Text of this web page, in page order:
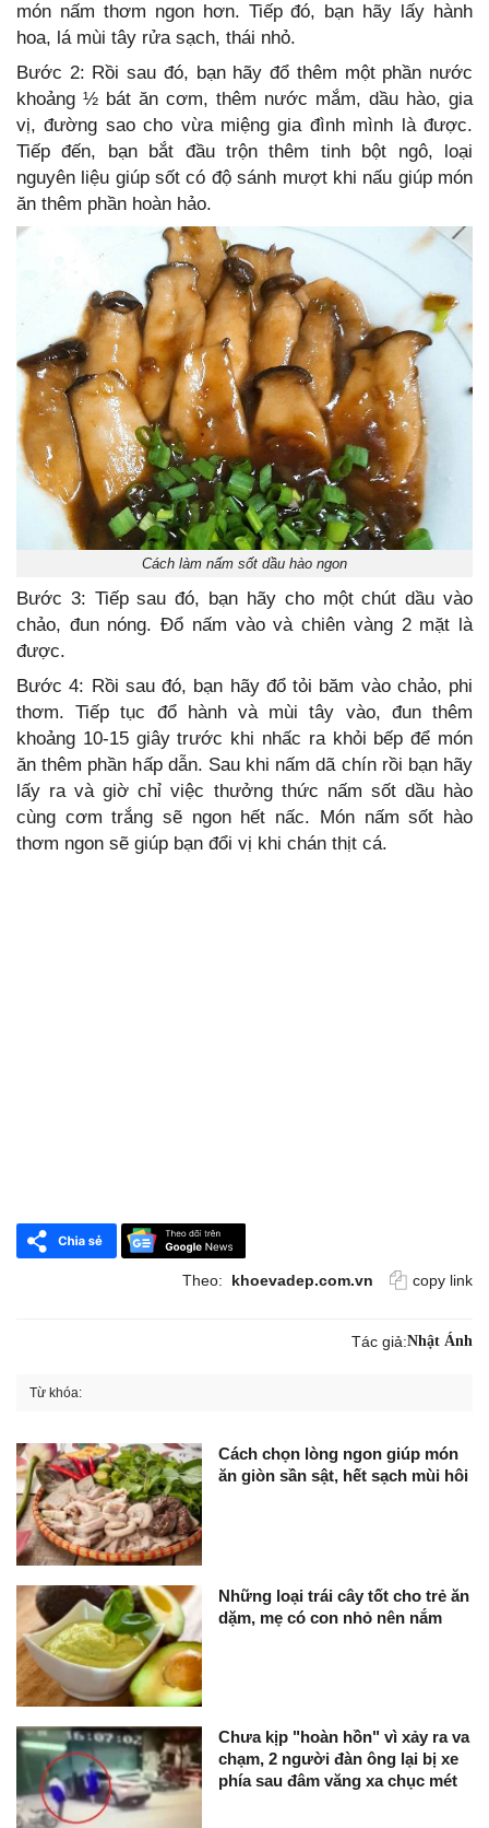
món nấm thơm ngon hơn. Tiếp đó, bạn hãy lấy hành
hoa, lá mùi tây rửa sạch, thái nhỏ.
Bước 2: Rồi sau đó, bạn hãy đổ thêm một phần nước
khoảng ½ bát ăn cơm, thêm nước mắm, dầu hào, gia
vị, đường sao cho vừa miệng gia đình mình là được.
Tiếp đến, bạn bắt đầu trộn thêm tinh bột ngô, loại
nguyên liệu giúp sốt có độ sánh mượt khi nấu giúp món
ăn thêm phần hoàn hảo.
Cách làm nấm sốt dầu hào ngon
Bước 3: Tiếp sau đó, bạn hãy cho một chút dầu vào
chảo, đun nóng. Đổ nấm vào và chiên vàng 2 mặt là
được.
Bước 4: Rồi sau đó, bạn hãy đổ tỏi băm vào chảo, phi
thơm. Tiếp tục đổ hành và mùi tây vào, đun thêm
khoảng 10-15 giây trước khi nhấc ra khỏi bếp để món
ăn thêm phần hấp dẫn. Sau khi nấm dã chín rồi bạn hãy
lấy ra và giờ chỉ việc thưởng thức nấm sốt dầu hào
cùng cơm trắng sẽ ngon hết nấc. Món nấm sốt hào
thơm ngon sẽ giúp bạn đổi vị khi chán thịt cá.
Theo: khoevadep.com.vn copy link
Tác giả:Nhật Ánh
Từ khóa:
Cách chọn lòng ngon giúp món
ăn giòn sần sật, hết sạch mùi hôi
Những loại trái cây tốt cho trẻ ăn
dặm, mẹ có con nhỏ nên nắm
Chưa kịp "hoàn hồn" vì xảy ra va
chạm, 2 người đàn ông lại bị xe
phía sau đâm văng xa chục mét